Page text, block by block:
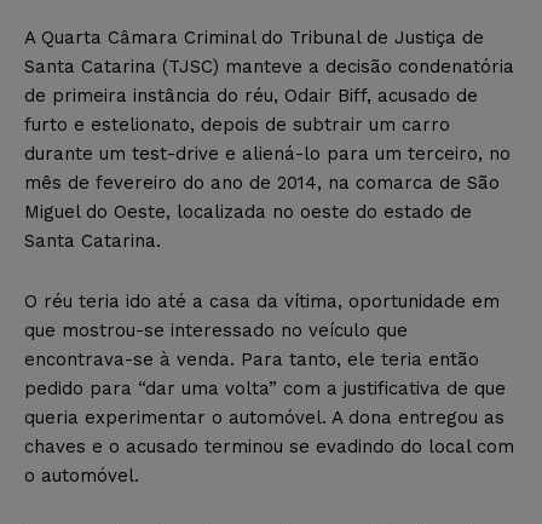
A Quarta Câmara Criminal do Tribunal de Justiça de
Santa Catarina (TJSC) manteve a decisão condenatória
de primeira instância do réu, Odair Biff, acusado de
furto e estelionato, depois de subtrair um carro
durante um test-drive e aliená-lo para um terceiro, no
mês de fevereiro do ano de 2014, na comarca de São
Miguel do Oeste, localizada no oeste do estado de
Santa Catarina.
O réu teria ido até a casa da vítima, oportunidade em
que mostrou-se interessado no veículo que
encontrava-se à venda. Para tanto, ele teria então
pedido para “dar uma volta” com a justificativa de que
queria experimentar o automóvel. A dona entregou as
chaves e o acusado terminou se evadindo do local com
o automóvel.